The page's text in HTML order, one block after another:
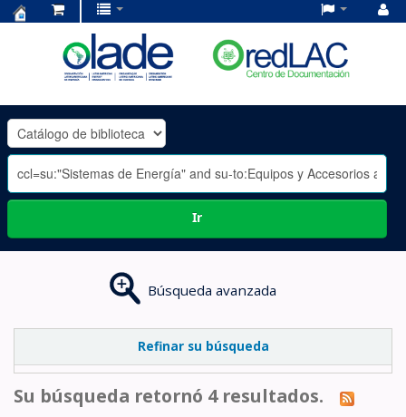
OLADE
-
Ir
Búsqueda avanzada
Refinar su búsqueda
Su búsqueda retornó 4 resultados.